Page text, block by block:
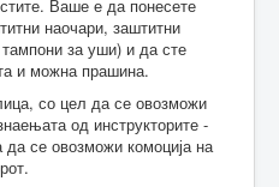
Ваше е да понесете
наочари, заштитни
за уши) и да сте
и можна прашина.
со цел да се овозможи
од инструкторите -
се овозможи комоција на